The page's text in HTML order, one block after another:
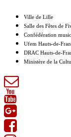
Ville de Lille
Salle des Fêtes de
Confédération
Ufem Hauts-de-
DRAC Hauts-de-
Ministère de la